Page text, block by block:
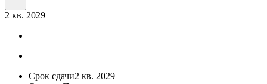
2 кв. 2029
Срок сдачи2 кв. 2029